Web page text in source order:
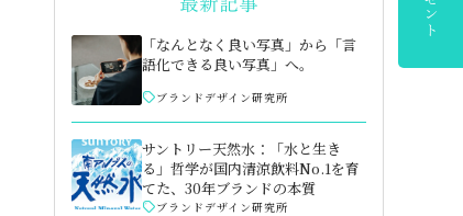
「なんとなく良い写真」から「言
語化できる良い写真」へ。
ブランドデザイン研究所
サントリー天然水：「水と生き
る」哲学が国内清涼飲料No.1を育
てた、30年ブランドの本質
ブランドデザイン研究所